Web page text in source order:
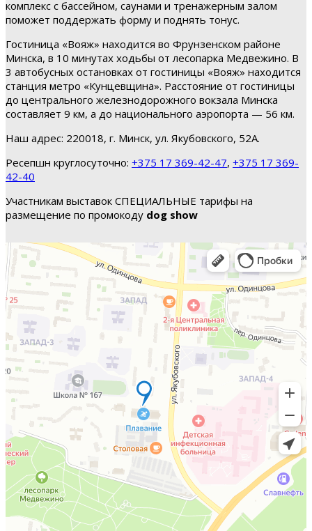
комплекс с бассейном, саунами и тренажерным залом
поможет поддержать форму и поднять тонус.
Гостиница «Вояж» находится во Фрунзенском районе
Минска, в 10 минутах ходьбы от лесопарка Медвежино. В
3 автобусных остановках от гостиницы «Вояж» находится
станция метро «Кунцевщина». Расстояние от гостиницы
до центрального железнодорожного вокзала Минска
составляет 9 км, а до национального аэропорта — 56 км.
Наш адрес: 220018, г. Минск, ул. Якубовского, 52А.
Ресепшн круглосуточно: +375 17 369-42-47, +375 17 369-
42-40
Участникам выставок СПЕЦИАЛЬНЫЕ тарифы на
размещение по промокоду dog show